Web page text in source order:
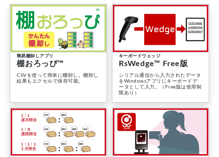
簡易棚卸しアプリ
棚おろっぴ™
CSVを使って簡単に棚卸し。棚卸し
結果もエクセルで保存可能。
キーボードウェッジ
RsWedge™ Free版
シリアル通信から入力されたデータ
をWindowsアプリにキーボードデ
ータとして入力。（Free版は使用制
限あり）